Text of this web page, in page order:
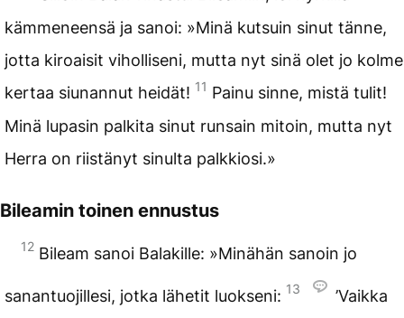
kämmeneensä ja sanoi: »Minä kutsuin sinut tänne,
jotta kiroaisit viholliseni, mutta nyt sinä olet jo kolme
kertaa siunannut heidät! 11 Painu sinne, mistä tulit!
Minä lupasin palkita sinut runsain mitoin, mutta nyt
Herra on riistänyt sinulta palkkiosi.»
Bileamin toinen ennustus
12 Bileam sanoi Balakille: »Minähän sanoin jo
sanantuojillesi, jotka lähetit luokseni: 13
’Vaikka